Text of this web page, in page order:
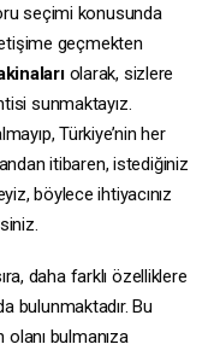
seçimi konusunda
geçmekten
olarak, sizlere
sunmaktayız.
Türkiye’nin her
itibaren, istediğiniz
böylece ihtiyacınız
daha farklı özelliklere
bulunmaktadır. Bu
bulmanıza